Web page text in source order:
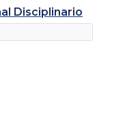
Disciplinario